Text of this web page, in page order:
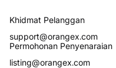
Khidmat Pelanggan
support@orangex.com
Permohonan Penyenaraian
listing@orangex.com